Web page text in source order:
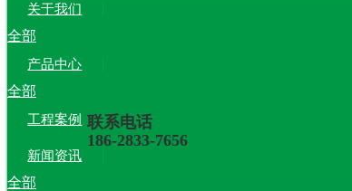
联系电话
186-2833-7656
关于我们
全部
产品中心
全部
工程案例
新闻资讯
全部